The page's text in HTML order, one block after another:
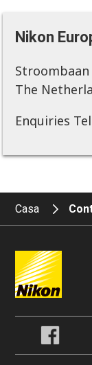
Nikon
Stroombaan
The
Enquiries
Casa